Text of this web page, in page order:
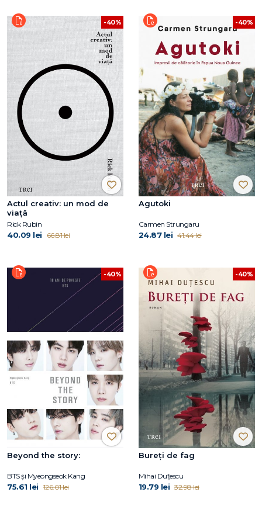
-40%
Actul creativ: un mod de
viață
Rick Rubin
40.09 lei 66.81 lei
-40%
Agutoki
Carmen Strungaru
24.87 lei 41.44 lei
-40%
Beyond the story:
BTS și Myeongseok Kang
75.61 lei 126.01 lei
-40%
Bureți de fag
Mihai Duțescu
19.79 lei 32.98 lei